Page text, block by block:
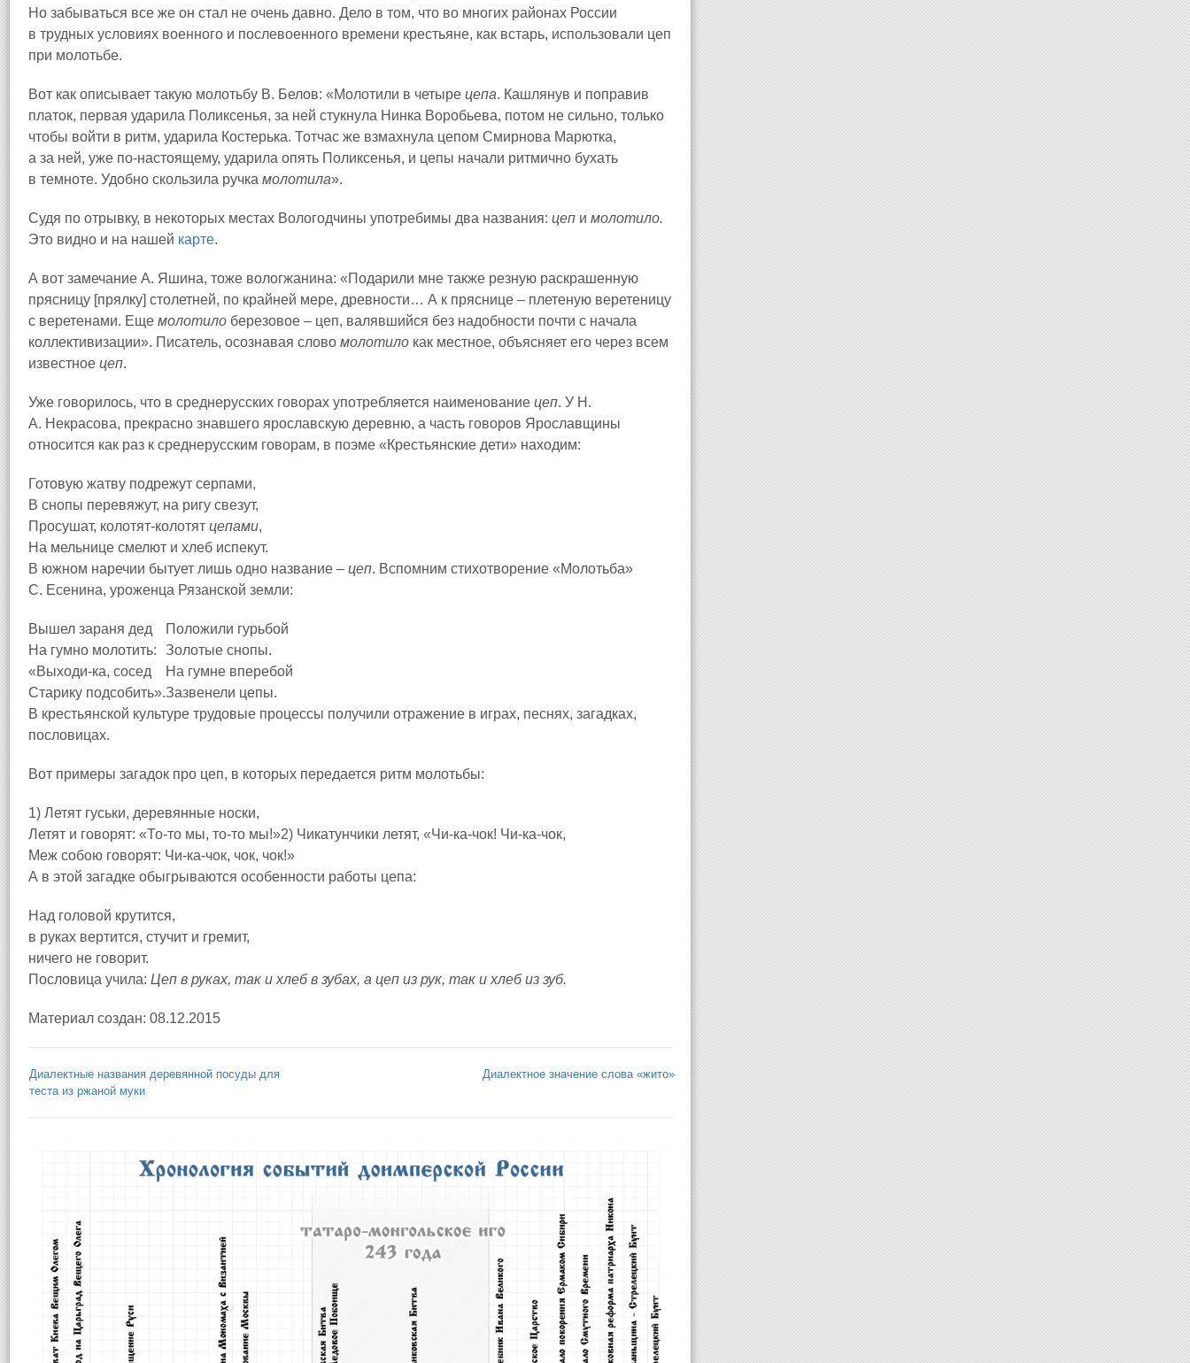
Но забываться все же он стал не очень давно. Дело в том, что во многих районах России
в трудных условиях военного и послевоенного времени крестьяне, как встарь, использовали цеп
при молотьбе.
Вот как описывает такую молотьбу В. Белов: «Молотили в четыре цепа. Кашлянув и поправив
платок, первая ударила Поликсенья, за ней стукнула Нинка Воробьева, потом не сильно, только
чтобы войти в ритм, ударила Костерька. Тотчас же взмахнула цепом Смирнова Марютка,
а за ней, уже по-настоящему, ударила опять Поликсенья, и цепы начали ритмично бухать
в темноте. Удобно скользила ручка молотила».
Судя по отрывку, в некоторых местах Вологодчины употребимы два названия: цеп и молотило.
Это видно и на нашей карте.
А вот замечание А. Яшина, тоже вологжанина: «Подарили мне также резную раскрашенную
прясницу [прялку] столетней, по крайней мере, древности… А к пряснице – плетеную веретеницу
с веретенами. Еще молотило березовое – цеп, валявшийся без надобности почти с начала
коллективизации». Писатель, осознавая слово молотило как местное, объясняет его через всем
известное цеп.
Уже говорилось, что в среднерусских говорах употребляется наименование цеп. У Н.
А. Некрасова, прекрасно знавшего ярославскую деревню, а часть говоров Ярославщины
относится как раз к среднерусским говорам, в поэме «Крестьянские дети» находим:
Готовую жатву подрежут серпами,
В снопы перевяжут, на ригу свезут,
Просушат, колотят-колотят цепами,
На мельнице смелют и хлеб испекут.
В южном наречии бытует лишь одно название – цеп. Вспомним стихотворение «Молотьба»
С. Есенина, уроженца Рязанской земли:
Вышел зараня дед
На гумно молотить:
«Выходи-ка, сосед
Старику подсобить».
Положили гурьбой
Золотые снопы.
На гумне вперебой
Зазвенели цепы.
В крестьянской культуре трудовые процессы получили отражение в играх, песнях, загадках,
пословицах.
Вот примеры загадок про цеп, в которых передается ритм молотьбы:
1) Летят гуськи, деревянные носки,
Летят и говорят: «То-то мы, то-то мы!»2) Чикатунчики летят, «Чи-ка-чок! Чи-ка-чок,
Меж собою говорят: Чи-ка-чок, чок, чок!»
А в этой загадке обыгрываются особенности работы цепа:
Над головой крутится,
в руках вертится, стучит и гремит,
ничего не говорит.
Пословица учила: Цеп в руках, так и хлеб в зубах, а цеп из рук, так и хлеб из зуб.
Материал создан: 08.12.2015
Диалектные названия деревянной посуды для
теста из ржаной муки
Диалектное значение слова «жито»